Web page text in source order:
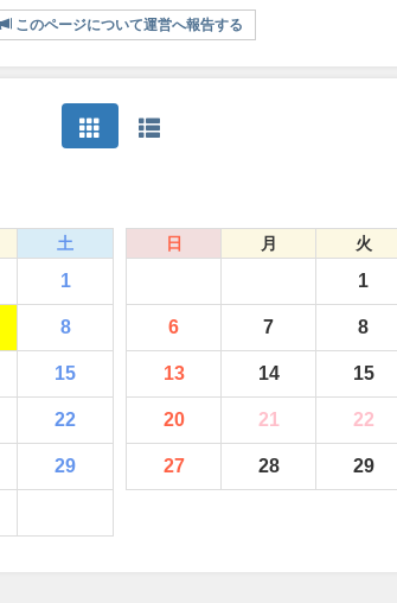
このページについて運営へ報告する
土
1
8
15
22
29
日 月 火
1
6 7 8
13 14 15
20 21 22
27 28 29